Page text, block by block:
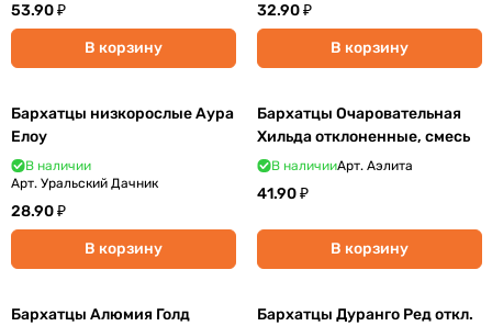
53.90 ₽
В корзину
32.90 ₽
В корзину
Бархатцы низкорослые Аура
Елоу
В наличии
Арт. Уральский Дачник
28.90 ₽
В корзину
Бархатцы Очаровательная
Хильда отклоненные, смесь
В наличииАрт. Аэлита
41.90 ₽
В корзину
Бархатцы Алюмия Голд
Бархатцы Дуранго Ред откл.